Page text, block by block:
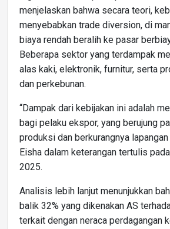
menjelaskan bahwa secara teori,
menyebabkan trade diversion, di
biaya rendah beralih ke pasar
Beberapa sektor yang terdampak
alas kaki, elektronik, furnitur, serta
dan perkebunan.
“Dampak dari kebijakan ini adalah
bagi pelaku ekspor, yang berujung
produksi dan berkurangnya lapangan
Eisha dalam keterangan tertulis
2025.
Analisis lebih lanjut menunjukkan
balik 32% yang dikenakan AS
terkait dengan neraca perdagangan